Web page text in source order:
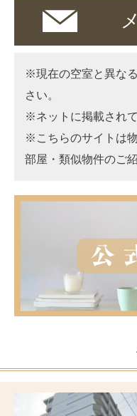
※現在の空室と異な
さい。
※ネットに掲載され
※こちらのサイトは
部屋・類似物件のご